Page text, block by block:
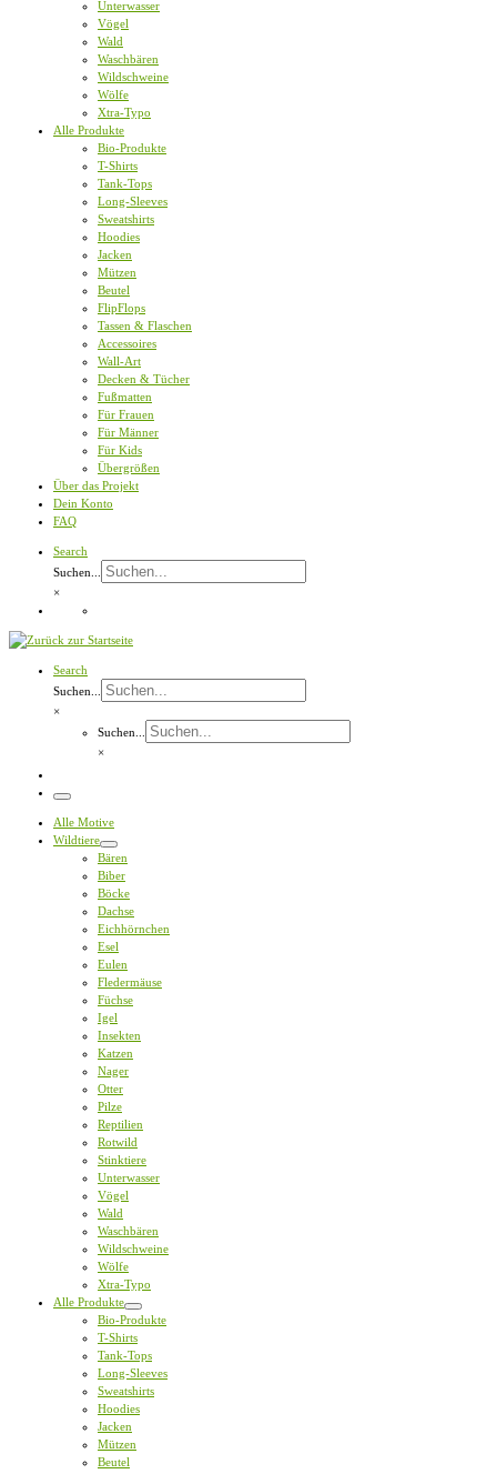
Unterwasser
Vögel
Wald
Waschbären
Wildschweine
Wölfe
Xtra-Typo
Alle Produkte
Bio-Produkte
T-Shirts
Tank-Tops
Long-Sleeves
Sweatshirts
Hoodies
Jacken
Mützen
Beutel
FlipFlops
Tassen & Flaschen
Accessoires
Wall-Art
Decken & Tücher
Fußmatten
Für Frauen
Für Männer
Für Kids
Übergrößen
Über das Projekt
Dein Konto
FAQ
Search
Suchen...
×
Search
Suchen...
×
Suchen...
×
Menü
Alle Motive
Wildtiere
Bären
Biber
Böcke
Dachse
Eichhörnchen
Esel
Eulen
Fledermäuse
Füchse
Igel
Insekten
Katzen
Nager
Otter
Pilze
Reptilien
Rotwild
Stinktiere
Unterwasser
Vögel
Wald
Waschbären
Wildschweine
Wölfe
Xtra-Typo
Alle Produkte
Bio-Produkte
T-Shirts
Tank-Tops
Long-Sleeves
Sweatshirts
Hoodies
Jacken
Mützen
Beutel